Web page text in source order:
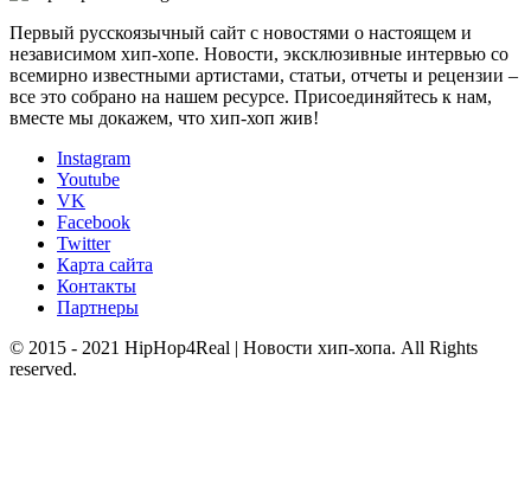
Первый русскоязычный сайт с новостями о настоящем и
независимом хип-хопе. Новости, эксклюзивные интервью со
всемирно известными артистами, статьи, отчеты и рецензии –
все это собрано на нашем ресурсе. Присоединяйтесь к нам,
вместе мы докажем, что хип-хоп жив!
Instagram
Youtube
VK
Facebook
Twitter
Карта сайта
Контакты
Партнеры
© 2015 - 2021 HipHop4Real | Новости хип-хопа. All Rights
reserved.